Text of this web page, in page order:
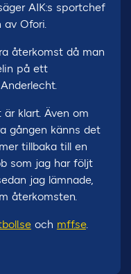
AIK:s sportchef
av Ofori.
återkomst då man
på ett
klart. Även om
gången känns det
tillbaka till en
som jag har följt
jag lämnade,
återkomsten.
och mff.se.